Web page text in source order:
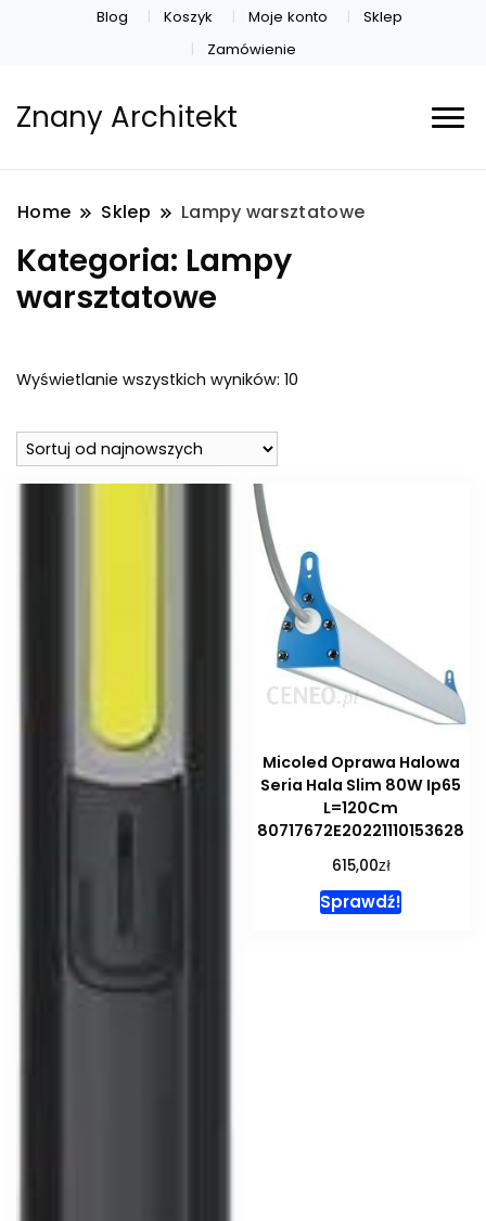
Blog Koszyk Moje konto
Sklep
Zamówienie
Znany Architekt
Home Sklep Lampy warsztatowe
Kategoria: Lampy
warsztatowe
Wyświetlanie wszystkich wyników: 10
Micoled Oprawa Halowa
Seria Hala Slim 80W Ip65
L=120Cm
80717672E20221110153628
615,00zł
Sprawdź!